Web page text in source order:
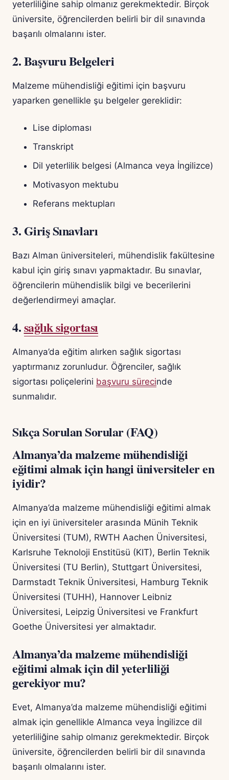
yeterliliğine sahip olmanız gerekmektedir. Birçok
üniversite, öğrencilerden belirli bir dil sınavında
başarılı olmalarını ister.
2. Başvuru Belgeleri
Malzeme mühendisliği eğitimi için başvuru
yaparken genellikle şu belgeler gereklidir:
Lise diploması
Transkript
Dil yeterlilik belgesi (Almanca veya İngilizce)
Motivasyon mektubu
Referans mektupları
3. Giriş Sınavları
Bazı Alman üniversiteleri, mühendislik fakültesine
kabul için giriş sınavı yapmaktadır. Bu sınavlar,
öğrencilerin mühendislik bilgi ve becerilerini
değerlendirmeyi amaçlar.
4.sağlık sigortası
Almanya’da eğitim alırken sağlık sigortası
yaptırmanız zorunludur. Öğrenciler, sağlık
sigortası poliçelerini başvuru sürecinde
sunmalıdır.
Sıkça Sorulan Sorular (FAQ)
Almanya’da malzeme mühendisliği
eğitimi almak için hangi üniversiteler en
iyidir?
Almanya’da malzeme mühendisliği eğitimi almak
için en iyi üniversiteler arasında Münih Teknik
Üniversitesi (TUM), RWTH Aachen Üniversitesi,
Karlsruhe Teknoloji Enstitüsü (KIT), Berlin Teknik
Üniversitesi (TU Berlin), Stuttgart Üniversitesi,
Darmstadt Teknik Üniversitesi, Hamburg Teknik
Üniversitesi (TUHH), Hannover Leibniz
Üniversitesi, Leipzig Üniversitesi ve Frankfurt
Goethe Üniversitesi yer almaktadır.
Almanya’da malzeme mühendisliği
eğitimi almak için dil yeterliliği
gerekiyor mu?
Evet, Almanya’da malzeme mühendisliği eğitimi
almak için genellikle Almanca veya İngilizce dil
yeterliliğine sahip olmanız gerekmektedir. Birçok
üniversite, öğrencilerden belirli bir dil sınavında
başarılı olmalarını ister.